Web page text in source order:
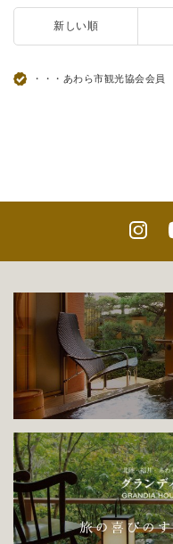
新しい順
・・・あわら市観光協会会員